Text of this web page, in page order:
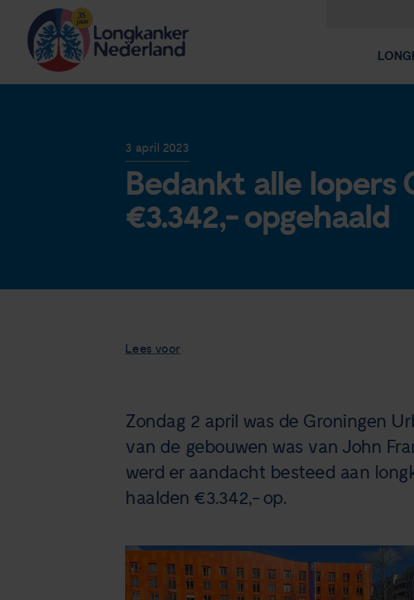
3 april 2023
Bedankt alle lopers
€3.342,- opgehaald
Lees voor
Zondag 2 april was de Groningen
van de gebouwen was van John
werd er aandacht besteed aan
haalden €3.342,- op.